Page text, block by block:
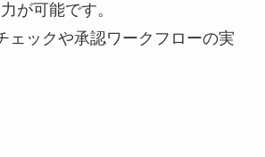
が可能です。
ェックや承認ワークフローの実